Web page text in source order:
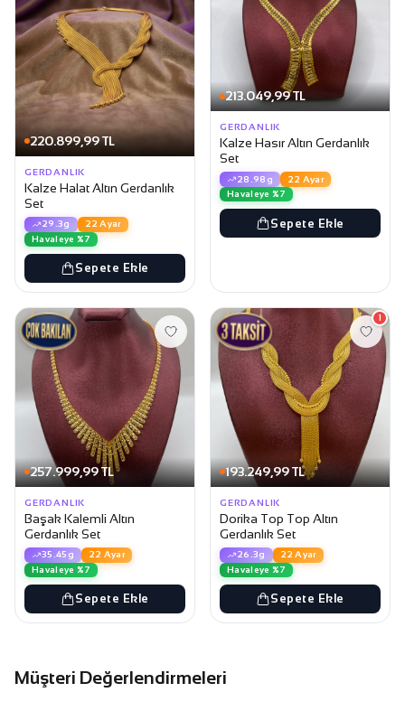
220.899,99 TL
GERDANLIK
Kalze Halat Altın Gerdanlık
Set
29.3g
22 Ayar
Havaleye %7
Sepete Ekle
213.049,99 TL
GERDANLIK
Kalze Hasır Altın Gerdanlık
Set
28.98g
22 Ayar
Havaleye %7
Sepete Ekle
257.999,99 TL
GERDANLIK
Başak Kalemli Altın
Gerdanlık Set
35.45g
22 Ayar
Havaleye %7
Sepete Ekle
193.249,99 TL
1
GERDANLIK
Dorika Top Top Altın
Gerdanlık Set
26.3g
22 Ayar
Havaleye %7
Sepete Ekle
Müşteri Değerlendirmeleri